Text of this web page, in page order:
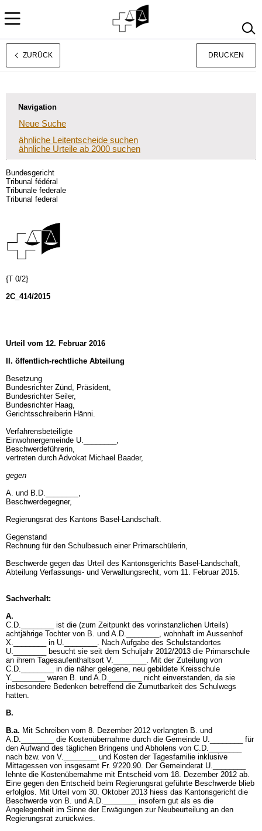
Français
ZURÜCK DRUCKEN
Navigation
Neue Suche
ähnliche Leitentscheide suchen
ähnliche Urteile ab 2000 suchen
Bundesgericht
Tribunal fédéral
Tribunale federale
Tribunal federal
{T 0/2}
2C_414/2015
Urteil vom 12. Februar 2016
II. öffentlich-rechtliche Abteilung
Besetzung
Bundesrichter Zünd, Präsident,
Bundesrichter Seiler,
Bundesrichter Haag,
Gerichtsschreiberin Hänni.
Verfahrensbeteiligte
Einwohnergemeinde U.________,
Beschwerdeführerin,
vertreten durch Advokat Michael Baader,
gegen
A. und B.D.________,
Beschwerdegegner,
Regierungsrat des Kantons Basel-Landschaft.
Gegenstand
Rechnung für den Schulbesuch einer Primarschülerin,
Beschwerde gegen das Urteil des Kantonsgerichts Basel-Landschaft,
Abteilung Verfassungs- und Verwaltungsrecht, vom 11. Februar 2015.
Sachverhalt:
A.
C.D.________ ist die (zum Zeitpunkt des vorinstanzlichen Urteils)
achtjährige Tochter von B. und A.D.________, wohnhaft im Aussenhof
X.________ in U.________. Nach Aufgabe des Schulstandortes
U.________ besucht sie seit dem Schuljahr 2012/2013 die Primarschule
an ihrem Tagesaufenthaltsort V.________. Mit der Zuteilung von
C.D.________ in die näher gelegene, neu gebildete Kreisschule
Y.________ waren B. und A.D.________ nicht einverstanden, da sie
insbesondere Bedenken betreffend die Zumutbarkeit des Schulwegs
hatten.
B.
B.a. Mit Schreiben vom 8. Dezember 2012 verlangten B. und
A.D.________ die Kostenübernahme durch die Gemeinde U.________ für
den Aufwand des täglichen Bringens und Abholens von C.D.________
nach bzw. von V.________ und Kosten der Tagesfamilie inklusive
Mittagessen von insgesamt Fr. 9'220.90. Der Gemeinderat U.________
lehnte die Kostenübernahme mit Entscheid vom 18. Dezember 2012 ab.
Eine gegen den Entscheid beim Regierungsrat geführte Beschwerde blieb
erfolglos. Mit Urteil vom 30. Oktober 2013 hiess das Kantonsgericht die
Beschwerde von B. und A.D.________ insofern gut als es die
Angelegenheit im Sinne der Erwägungen zur Neubeurteilung an den
Regierungsrat zurückwies.